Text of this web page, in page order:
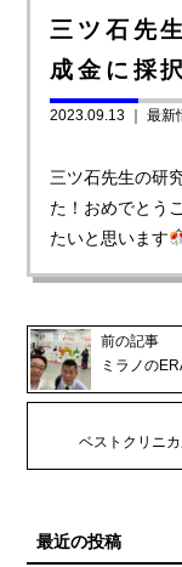
三ツ石先
成金に採
2023.09.13 ｜最新
三ツ石先生の研
た！おめでとう
たいと思います
前の記事
ミラノの
ベストクリニ
最近の投稿